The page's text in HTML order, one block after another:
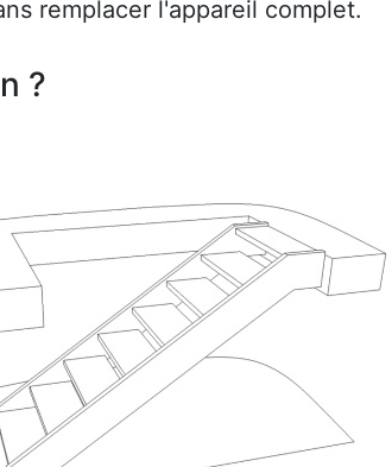
remplacer l'appareil complet.
?